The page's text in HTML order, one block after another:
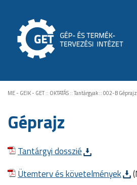
ME - GEIK - GET:: OKTATÁS::Tantárgyak::002-B Géprajz
Géprajz
Tantárgyi dosszié
Ütemterv és követelmények